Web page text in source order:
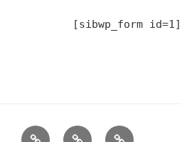
	[sibwp_form id=1]
2019 résidenceRésidence